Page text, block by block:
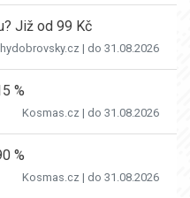
Již od 99 Kč
| do 31.08.2026
%
Kosmas.cz | do 31.08.2026
%
Kosmas.cz | do 31.08.2026